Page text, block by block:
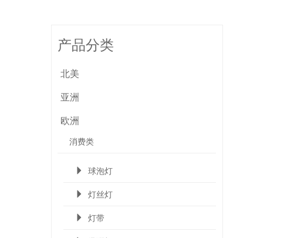
产品分类
北美
亚洲
欧洲
消费类
球泡灯
灯丝灯
灯带